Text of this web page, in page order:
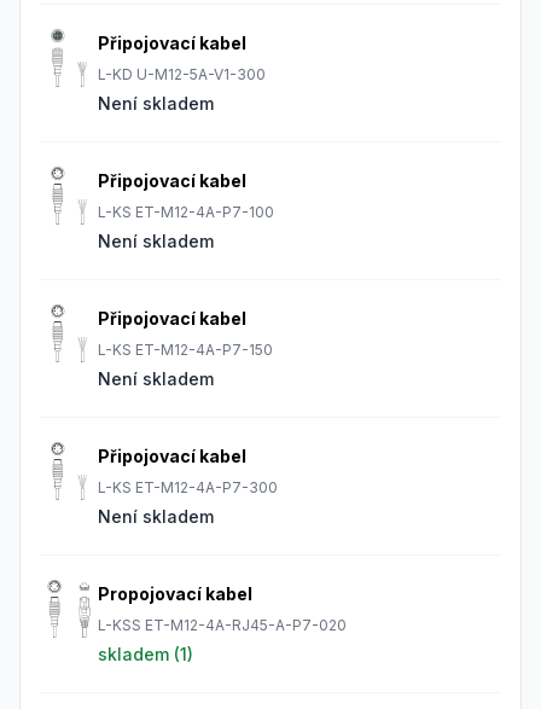
Připojovací kabel
L-KD U-M12-5A-V1-300
Není skladem
Připojovací kabel
L-KS ET-M12-4A-P7-100
Není skladem
Připojovací kabel
L-KS ET-M12-4A-P7-150
Není skladem
Připojovací kabel
L-KS ET-M12-4A-P7-300
Není skladem
Propojovací kabel
L-KSS ET-M12-4A-RJ45-A-P7-020
skladem (1)